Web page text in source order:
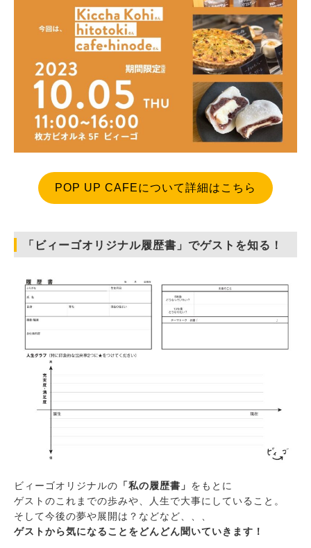
POP UP CAFEについて詳細はこちら
「ビィーゴオリジナル履歴書」でゲストを知る！
ビィーゴオリジナルの 「私の履歴書」 をもとに
ゲストのこれまでの歩みや、人生で大事にしていること。
そして今後の夢や展開は？などなど、、、
ゲストから気になることをどんどん聞いていきます！